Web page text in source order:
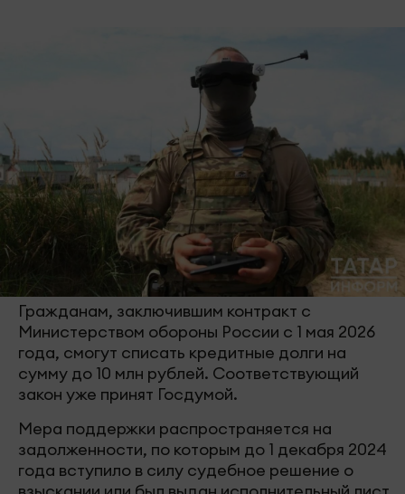
Гражданам, заключившим контракт с
Министерством обороны России с 1 мая 2026
года, смогут списать кредитные долги на
сумму до 10 млн рублей. Соответствующий
закон уже принят Госдумой.
Мера поддержки распространяется на
задолженности, по которым до 1 декабря 2024
года вступило в силу судебное решение о